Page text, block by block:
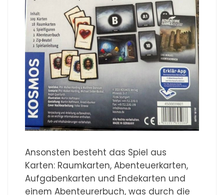
Ansonsten besteht das Spiel aus
Karten: Raumkarten, Abenteuerkarten,
Aufgabenkarten und Endekarten und
einem Abenteurerbuch, was durch die